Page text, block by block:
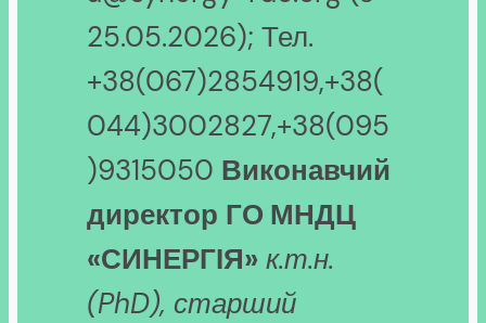
25.05.2026); Тел.
+38(067)2854919,+38(
044)3002827,+38(095
)9315050 Виконавчий
директор ГО МНДЦ
«СИНЕРГІЯ» к.т.н.
(PhD), старший